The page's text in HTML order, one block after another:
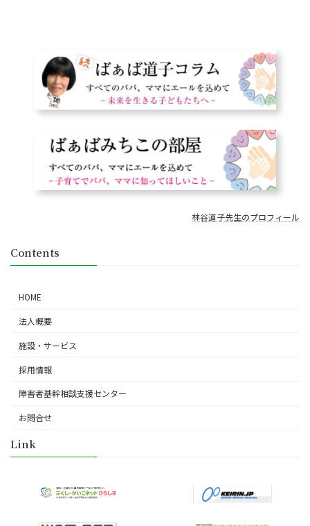
林谷道子先生のプロフィール
Contents
HOME
法人概要
施設・サービス
採用情報
障害者基幹相談支援センター
お問合せ
Link